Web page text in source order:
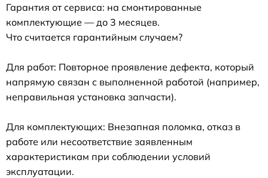
Гарантия от сервиса: на смонтированные
комплектующие — до 3 месяцев.
Что считается гарантийным случаем?
Для работ: Повторное проявление дефекта, который
напрямую связан с выполненной работой (например,
неправильная установка запчасти).
Для комплектующих: Внезапная поломка, отказ в
работе или несоответствие заявленным
характеристикам при соблюдении условий
эксплуатации.